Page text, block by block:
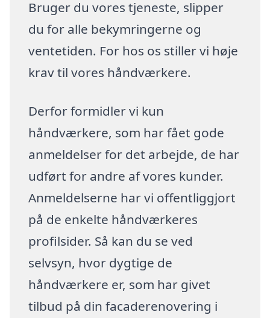
Bruger du vores tjeneste, slipper
du for alle bekymringerne og
ventetiden. For hos os stiller vi høje
krav til vores håndværkere.
Derfor formidler vi kun
håndværkere, som har fået gode
anmeldelser for det arbejde, de har
udført for andre af vores kunder.
Anmeldelserne har vi offentliggjort
på de enkelte håndværkeres
profilsider. Så kan du se ved
selvsyn, hvor dygtige de
håndværkere er, som har givet
tilbud på din facaderenovering i